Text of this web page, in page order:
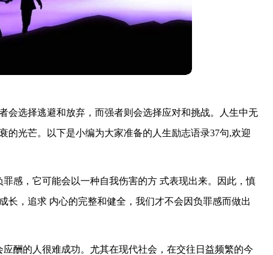
会选择逃避和放弃，而强者则会选择应对和挑战。人生中无
的光芒。以下是小编为大家准备的人生励志语录37句,欢迎
感，它可能会以一种自我伤害的方 式表现出来。因此，慎
长，追求 内心的完整和健全，我们才不会因负罪感而做出
酬的人很难成功。尤其在现代社会，在交往日益频繁的今